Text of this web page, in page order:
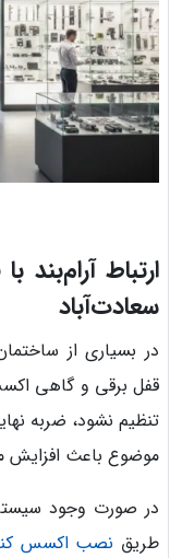
ارتباط
سعادت‌آباد
در بسیاری از
قفل برقی و گاهی
تنظیم نشود، ضربه
موضوع باعث افزایش
در صورت وجود
طریق نصب اکسس